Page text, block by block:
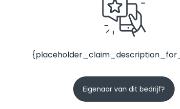
Eigenaar van dit bedrijf?